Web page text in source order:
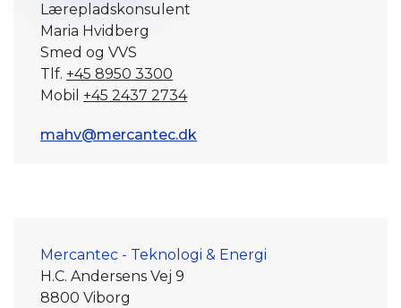
Lærepladskonsulent
Maria Hvidberg
Smed og VVS
Tlf. +45 8950 3300
Mobil +45 2437 2734
mahv@mercantec.dk
Mercantec - Teknologi & Energi
H.C. Andersens Vej 9
8800 Viborg